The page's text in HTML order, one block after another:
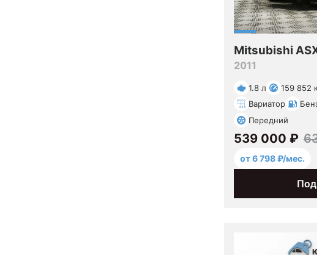
Mitsubishi
2011
1.8 л 159 852
Вариатор
Передний
539 000 ₽
от 6 798 ₽/мес.